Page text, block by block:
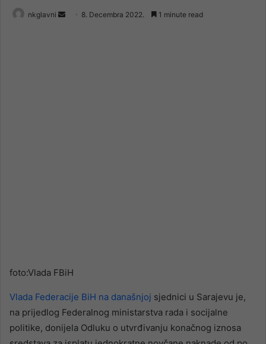
nkglavni
Send 8. Decembra 2022. 1 minute read
foto:Vlada FBiH
Vlada Federacije BiH na današnjoj sjednici u Sarajevu je,
na prijedlog Federalnog ministarstva rada i socijalne
politike, donijela Odluku o utvrđivanju konačnog iznosa